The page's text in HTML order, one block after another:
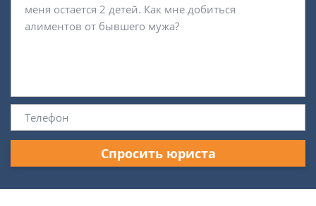
Спросить юриста